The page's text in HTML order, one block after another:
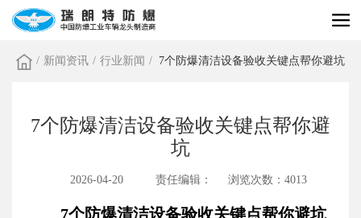
/ 新闻资讯 / 行业新闻 / 7个防爆清洁设备验收关键点帮你避坑
7个防爆清洁设备验收关键点帮你避
坑
2026-04-20 责任编辑： 浏览次数：4013
7个防爆清洁设备验收关键点帮你避坑